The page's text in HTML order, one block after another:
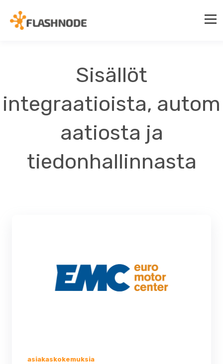
Sisällöt
integraatioista, autom
aatiosta ja
tiedonhallinnasta
asiakaskokemuksia